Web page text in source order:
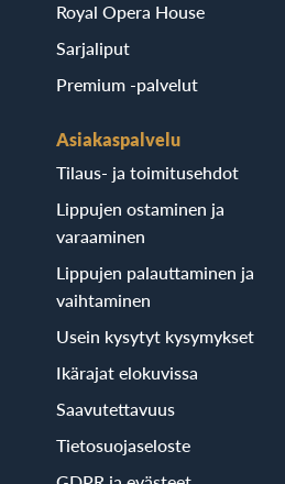
Royal Opera House
Sarjaliput
Premium -palvelut
Asiakaspalvelu
Tilaus- ja toimitusehdot
Lippujen ostaminen ja
varaaminen
Lippujen palauttaminen ja
vaihtaminen
Usein kysytyt kysymykset
Ikärajat elokuvissa
Saavutettavuus
Tietosuojaseloste